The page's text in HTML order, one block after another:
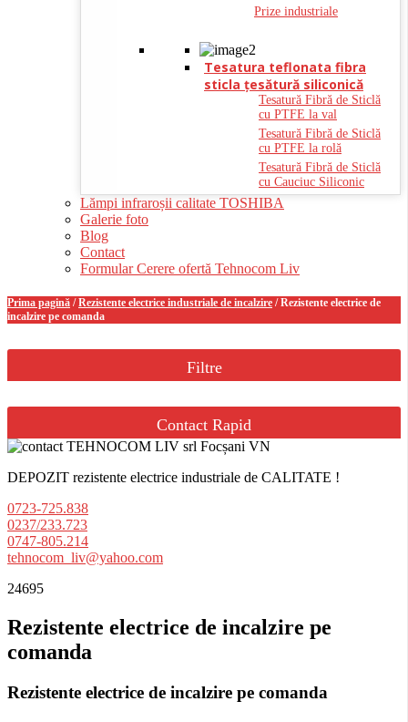
Prize industriale
Tesatura teflonata fibra
sticla ţesătură siliconică
Tesatură Fibră de Sticlă
cu PTFE la val
Tesatură Fibră de Sticlă
cu PTFE la rolă
Tesatură Fibră de Sticlă
cu Cauciuc Siliconic
Lămpi infraroșii calitate TOSHIBA
Galerie foto
Blog
Contact
Formular Cerere ofertă Tehnocom Liv
Prima pagină /Rezistente electrice industriale de incalzire / Rezistente electrice de
incalzire pe comanda
Filtre
Contact Rapid
DEPOZIT rezistente electrice industriale de CALITATE !
0723-725.838
0237/233.723
0747-805.214
tehnocom_liv@yahoo.com
24695
Rezistente electrice de incalzire pe
comanda
Rezistente electrice de incalzire pe comanda